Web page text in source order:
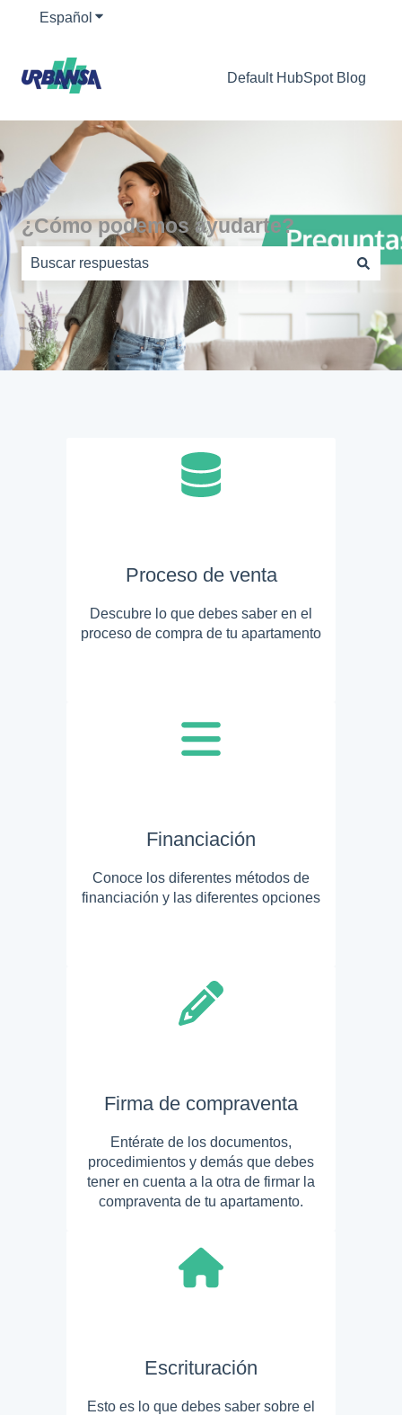
Español Traducciones de Mostrar submenú de
Default HubSpot Blog
¿Cómo podemos ayudarte?
No hay sugerencias porque el campo de búsqueda
Proceso de venta
Descubre lo que debes saber en el
proceso de compra de tu apartamento
Financiación
Conoce los diferentes métodos de
financiación y las diferentes opciones
Firma de compraventa
Entérate de los documentos,
procedimientos y demás que debes
tener en cuenta a la otra de firmar la
compraventa de tu apartamento.
Escrituración
Esto es lo que debes saber sobre el